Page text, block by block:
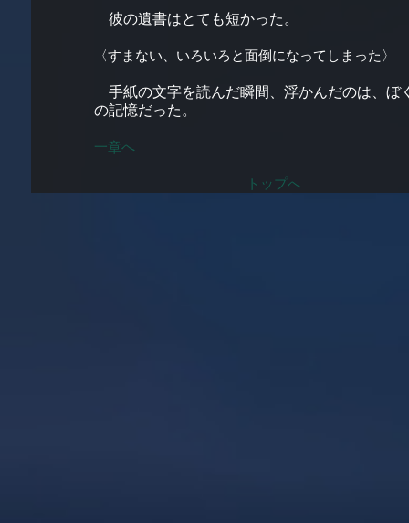
彼の遺書はとても短かった。
〈すまない、いろいろと面倒になってしまった〉
手紙の文字を読んだ瞬間、浮かんだのは、ぼ
の記憶だった。
一章へ
トップへ